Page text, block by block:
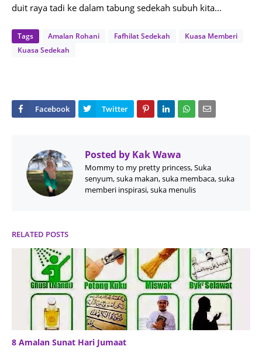
duit raya tadi ke dalam tabung sedekah subuh kita...
Tags Amalan Rohani Fafhilat Sedekah
Kuasa Memberi
Kuasa Sedekah
Posted by Kak Wawa
Mommy to my pretty princess, Suka
senyum, suka makan, suka membaca, suka
memberi inspirasi, suka menulis
RELATED POSTS
8 Amalan Sunat Hari Jumaat